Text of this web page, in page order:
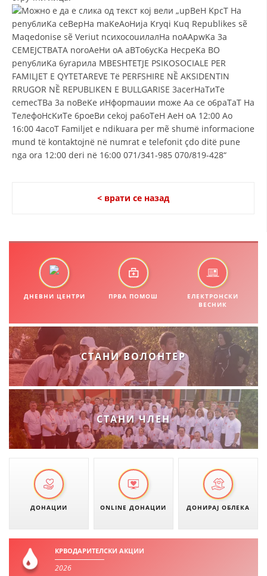
СТАТУТ НА ЦКРМ
ОРГАНИЗАЦИЈА И РАЗВОЈ
ПРОМОЦИЈА НА ХУМАНИ ВРЕДНОСТИ
УПОТРЕБА И ЗАШТИТА НА АМБЛЕМОТ
КАКО ДА ДОНИРАТЕ
ПОДГОТВЕНОСТ И ДЕЈСТВО ПРИ КАТАСТРОФИ
ТИМОВИ НА ООЦК
СПАСИТЕЛНА СТАНИЦА ВОДНО
ПРОЕКТИ – ПОДГОТВЕНОСТ И ДЕЈСТВУВАЊЕ ПРИ КАТАСТРОФИ
ИСТРАЖУВАЊЕ НА ЈАВНО МИСЛЕЊЕ
МЕЃУНАРОДНА СОРАБОТКА
< врати се назад
ДНЕВНИ ЦЕНТРИ ПРВА ПОМОШ
ЕЛЕКТРОНСКИ
ВЕСНИК
СТАНИ ВОЛОНТЕР
СТАНИ ЧЛЕН
ДОНАЦИИ ONLINE ДОНАЦИИ ДОНИРАЈ ОБЛЕКА
КРВОДАРИТЕЛСКИ АКЦИИ
2026